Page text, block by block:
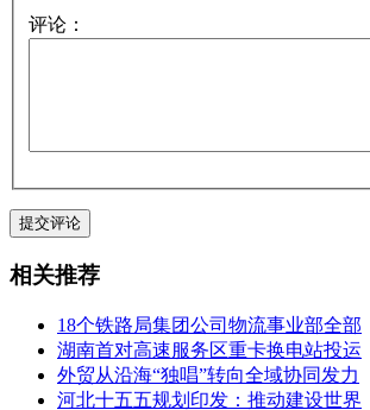
评论：
相关推荐
18个铁路局集团公司物流事业部全部
湖南首对高速服务区重卡换电站投运
外贸从沿海“独唱”转向全域协同发力
河北十五五规划印发：推动建设世界